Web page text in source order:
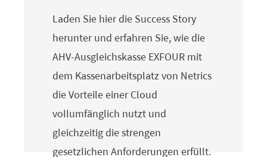
Laden Sie hier die Success Story
herunter und erfahren Sie, wie die
AHV-Ausgleichskasse EXFOUR mit
dem Kassenarbeitsplatz von Netrics
die Vorteile einer Cloud
vollumfänglich nutzt und
gleichzeitig die strengen
gesetzlichen Anforderungen erfüllt.